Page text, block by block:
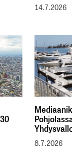
14.7.2026
8.7.2026